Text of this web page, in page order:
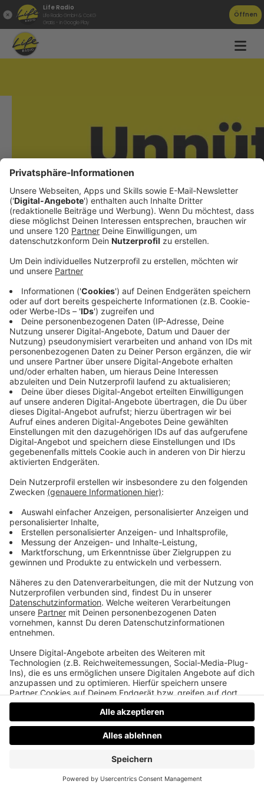
Life Radio
Life Radio GmbH & Co.KG
Gratis - in Google Play
Öffnen
"Du klingst wie eine Ziege!"
Wie lange es gedauert hat, bis Cher`s Nummer 1 Hit
„Believe“ im Kasten war, warum der Film „Speed“
schneller ins Kino kam als geplant und welches
traumatische Ereignis Shakira im Kirchenchor hatte.
DatenschutzImpressumAGBsJobsKontaktWerben